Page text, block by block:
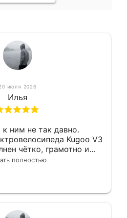
июля 2026
Илья
ним не так давно.
Kugoo V3
чётко, грамотно и
Всё сделано
полностью